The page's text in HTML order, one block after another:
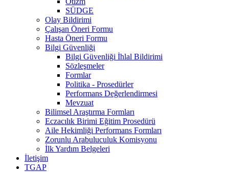
SÜDGE
Olay Bildirimi
Çalışan Öneri Formu
Hasta Öneri Formu
Bilgi Güvenliği
Bilgi Güvenliği İhlal Bildirimi
Sözleşmeler
Formlar
Politika - Prosedürler
Performans Değerlendirmesi
Mevzuat
Bilimsel Araştırma Formları
Eczacılık Birimi Eğitim Prosedürü
Aile Hekimliği Performans Formları
Zorunlu Arabuluculuk Komisyonu
İlk Yardım Belgeleri
İletişim
TGAP